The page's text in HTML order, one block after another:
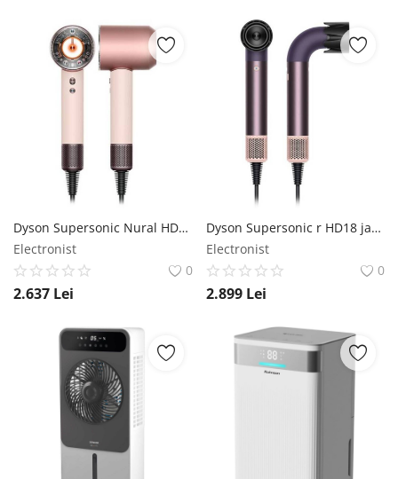
Dyson Supersonic Nural HD16 T1/T2 ceramică roz/roz auriu - Uscător de păr Dyson
Electronist
0
2.637 Lei
Dyson Supersonic r HD18 jasper plum - Uscător de păr Dyson
Electronist
0
2.899 Lei